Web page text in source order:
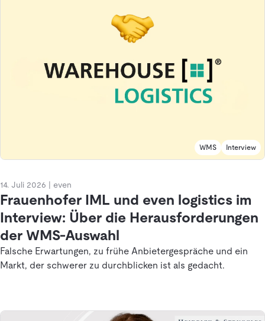
WMS Interview
14. Juli 2026 even
Frauenhofer IML und even logistics im
Interview: Über die Herausforderungen
der WMS-Auswahl
Falsche Erwartungen, zu frühe Anbietergespräche und ein
Markt, der schwerer zu durchblicken ist als gedacht.